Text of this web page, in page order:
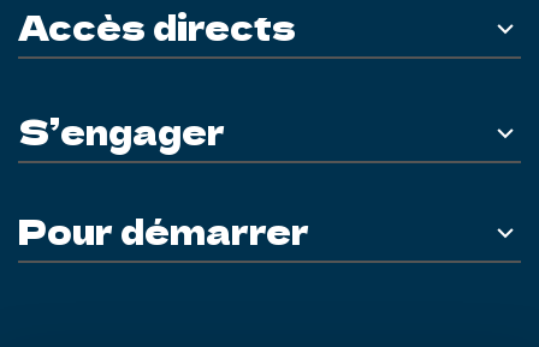
Accès directs
S’engager
Pour démarrer